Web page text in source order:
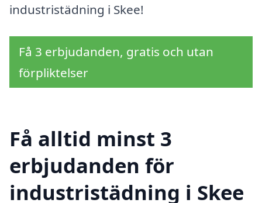
industristädning i Skee!
Få 3 erbjudanden, gratis och utan
förpliktelser
Få alltid minst 3
erbjudanden för
industristädning i Skee